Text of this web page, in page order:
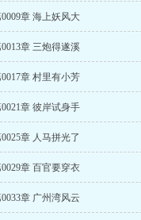
章 海上妖风大
章 三炮得遂溪
章 村里有小芳
章 彼岸试身手
章 人马拼光了
章 百官要穿衣
章 广州湾风云